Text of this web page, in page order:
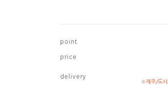
p o i n t
p r i c e
d e l i v e r y
※제주/도서